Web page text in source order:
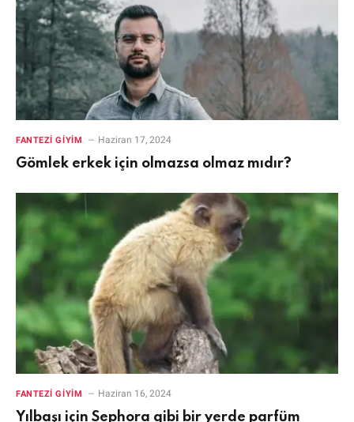
FANTEZI GIYIM Haziran 17, 2024
Gömlek erkek için olmazsa olmaz mıdır?
FANTEZI GIYIM Haziran 16, 2024
Yılbaşı için Sephora gibi bir yerde parfüm